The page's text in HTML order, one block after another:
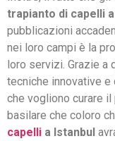
trapianto di capelli
pubblicazioni
nei loro campi è la
loro servizi. Grazie a
tecniche innovative
che vogliono curare
basilare che coloro
capelli a Istanbul